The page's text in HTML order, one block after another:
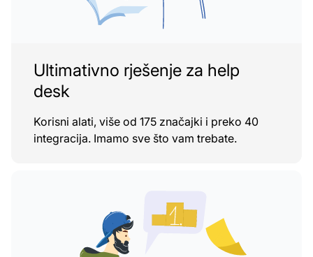
Ultimativno rješenje za help
desk
Korisni alati, više od 175 značajki i preko 40
integracija. Imamo sve što vam trebate.